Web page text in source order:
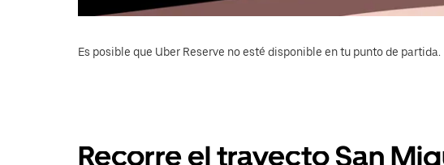
Es posible que Uber Reserve no esté disponible en tu punto de partida.
Recorre el trayecto San